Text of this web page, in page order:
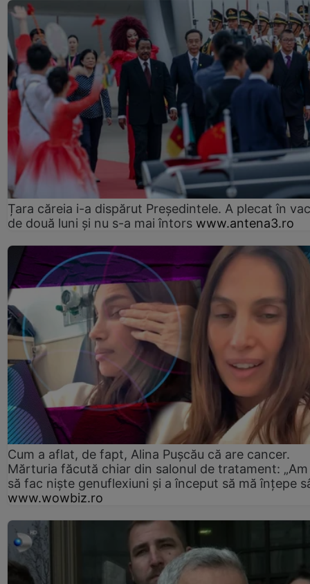
Țara căreia i-a dispărut Președintele. A plecat în
de două luni și nu s-a mai întors www.antena3.ro
Cum a aflat, de fapt, Alina Pușcău că are cancer.
Mărturia făcută chiar din salonul de tratament:
să fac niște genuflexiuni și a început să mă înțepe
www.wowbiz.ro